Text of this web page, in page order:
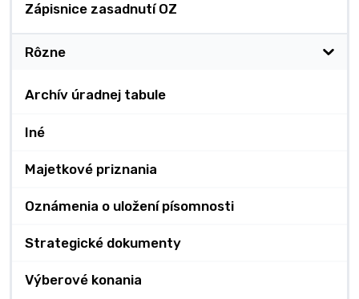
Zápisnice zasadnutí OZ
Rôzne
Archív úradnej tabule
Iné
Majetkové priznania
Oznámenia o uložení písomnosti
Strategické dokumenty
Výberové konania